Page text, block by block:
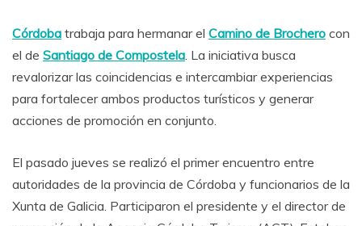
Córdoba trabaja para hermanar el Camino de Brochero con
el de Santiago de Compostela. La iniciativa busca
revalorizar las coincidencias e intercambiar experiencias
para fortalecer ambos productos turísticos y generar
acciones de promoción en conjunto.
El pasado jueves se realizó el primer encuentro entre
autoridades de la provincia de Córdoba y funcionarios de la
Xunta de Galicia. Participaron el presidente y el director de